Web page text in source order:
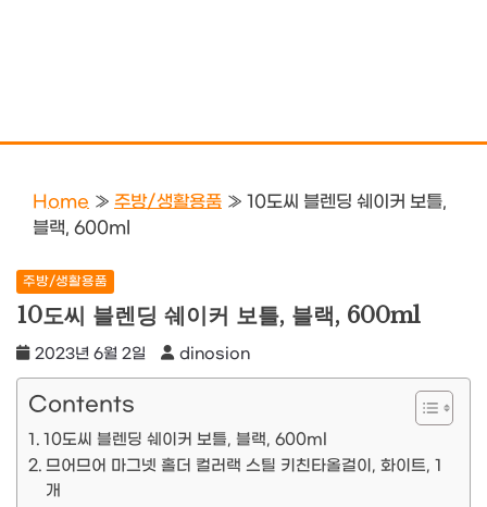
Home » 주방/생활용품 » 10도씨 블렌딩 쉐이커 보틀,
블랙, 600ml
주방/생활용품
10도씨 블렌딩 쉐이커 보틀, 블랙, 600ml
2023년 6월 2일 dinosion
Contents
10도씨 블렌딩 쉐이커 보틀, 블랙, 600ml
므어므어 마그넷 홀더 컬러랙 스틸 키친타올걸이, 화이트, 1
개